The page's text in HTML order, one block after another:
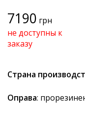
7190 грн
не доступны к
заказу
Страна
Оправа: